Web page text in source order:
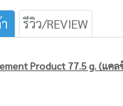
รีวิว/REVIEW
Product 77.5 g. (แค